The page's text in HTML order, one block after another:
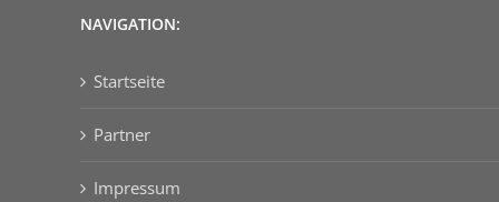
NAVIGATION:
Startseite
Partner
Impressum